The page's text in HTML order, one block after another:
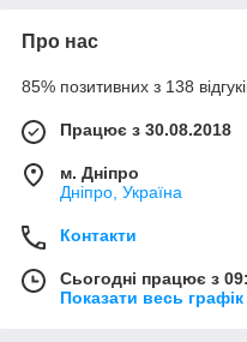
Про нас
85% позитивних з 138
Працює з 30.08.2018
м. Дніпро
Дніпро, Україна
Контакти
Сьогодні працює з
Показати весь